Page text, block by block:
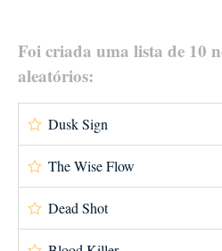
Foi criada uma lista de 10
aleatórios:
Dusk Sign
The Wise Flow
Dead Shot